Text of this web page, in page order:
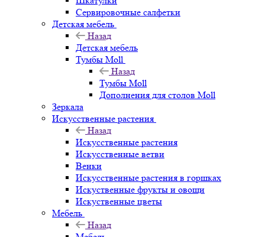
Сервировочные салфетки
Детская мебель
Назад
Детская мебель
Тумбы Moll
Назад
Тумбы Moll
Дополнения для столов Moll
Зеркала
Искусственные растения
Назад
Искусственные растения
Искусственные ветви
Венки
Искусственные растения в горшках
Искуственные фрукты и овощи
Искуственные цветы
Мебель
Назад